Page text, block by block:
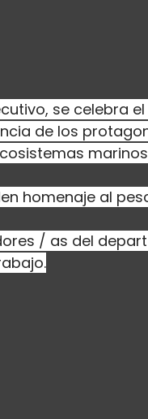
se celebra
de los
homenaje al
/ as del